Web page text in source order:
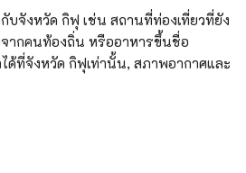
บจังหวัด กิฟุ เช่น สถานที่ท่องเที่ยวที่ยัง
ากคนท้องถิ่น หรืออาหารขึ้นชื่อ
ที่จังหวัด กิฟุเท่านั้น, สภาพอากาศและ